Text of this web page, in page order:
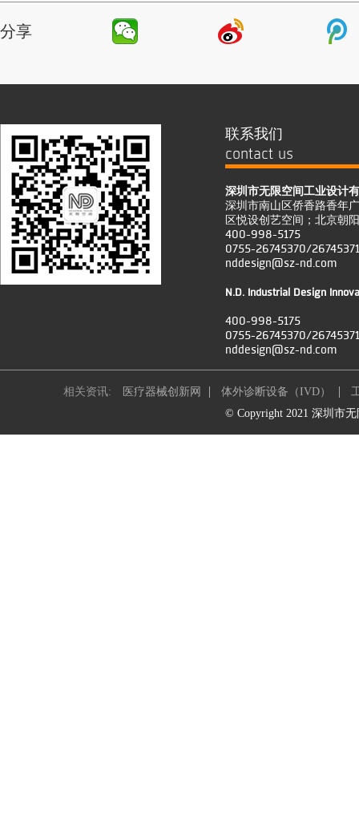
分享
联系我们
contact us
深圳市无限空间工业设计
深圳市南山区侨香路香年
区悦设创艺空间；北京朝
400-998-5175
0755-26745370/26745371
nddesign@sz-nd.com
N.D. Industrial Design
400-998-5175
0755-26745370/26745371
nddesign@sz-nd.com
相关资讯: 医疗器械创新网 体外诊断设备（IVD）
© Copyright 2021 深圳市